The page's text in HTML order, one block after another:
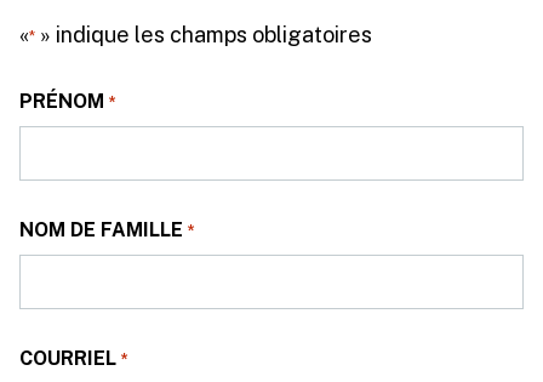
«* » indique les champs obligatoires
PRÉNOM *
NOM DE FAMILLE *
COURRIEL *